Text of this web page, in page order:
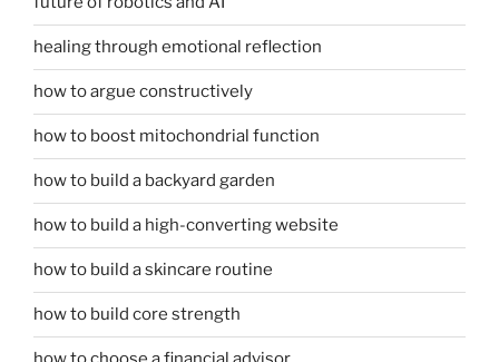
healing through emotional reflection
how to argue constructively
how to boost mitochondrial function
how to build a backyard garden
how to build a high-converting website
how to build a skincare routine
how to build core strength